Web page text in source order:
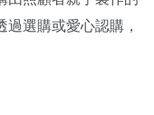
選購或愛心認購，